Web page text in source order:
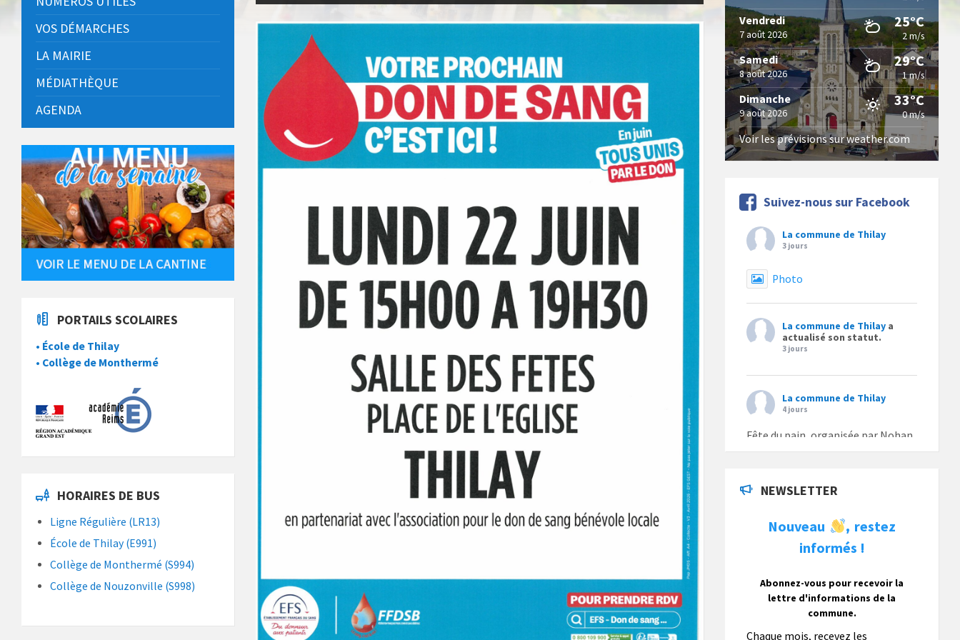
VOS DÉMARCHES
LA MAIRIE
MÉDIATHÈQUE
AGENDA
PORTAILS SCOLAIRES
• École de Thilay
• Collège de Monthermé
HORAIRES DE BUS
Ligne Régulière (LR13)
École de Thilay (E991)
Collège de Monthermé (S994)
Collège de Nouzonville (S998)
Vendredi
7 août 2026
25°C
2 m/s
Samedi
8 août 2026
29°C
1 m/s
Dimanche
9 août 2026
33°C
0 m/s
Voir les prévisions sur weather.com
Suivez-nous sur Facebook
La commune de Thilay
3 jours
Photo
La commune de Thilay a
actualisé son statut.
3 jours
La commune de Thilay
4 jours
Fête du pain, organisée par Nohan
Loisirs dimanche 9 août.
1 semaine
La commune de Thilay souhaite
également les visiteurs à son
bulletin municipal annuel en
organisant un concours photo
gratuit OUVERT À TOUS.
Vous pouvez envoyer vos photo
NEWSLETTER
Nouveau , restez
informés !
Abonnez-vous pour recevoir la
lettre d'informations de la
commune.
Chaque mois, recevez les